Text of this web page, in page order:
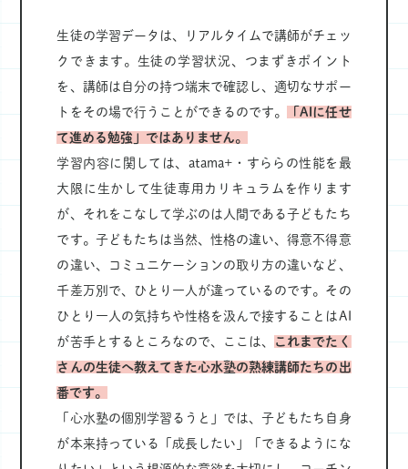
生徒の学習データは、リアルタイムで講師がチェッ
クできます。生徒の学習状況、つまずきポイント
を、講師は自分の持つ端末で確認し、適切なサポー
トをその場で行うことができるのです。
「AIに任せ
て進める勉強」ではありません。
学習内容に関しては、atama+・すららの性能を最
大限に生かして生徒専用カリキュラムを作ります
が、それをこなして学ぶのは人間である子どもたち
です。子どもたちは当然、性格の違い、得意不得意
の違い、コミュニケーションの取り方の違いなど、
千差万別で、ひとり一人が違っているのです。その
ひとり一人の気持ちや性格を汲んで接することはAI
が苦手とするところなので、ここは、
これまでたく
さんの生徒へ教えてきた心水塾の熟練講師たちの出
番です。
「心水塾の個別学習るうと」では、子どもたち自身
が本来持っている「成長したい」「できるようにな